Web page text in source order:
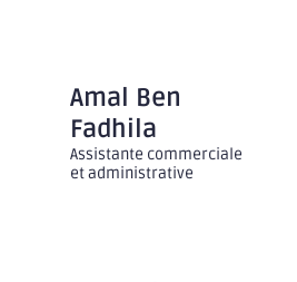
Amal Ben
Fadhila
Assistante commerciale
et administrative